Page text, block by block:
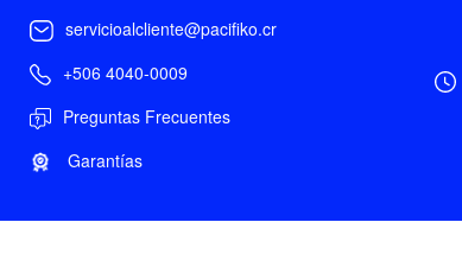
servicioalcliente@pacifiko.cr
+506 4040-0009
Preguntas Frecuentes
Garantías